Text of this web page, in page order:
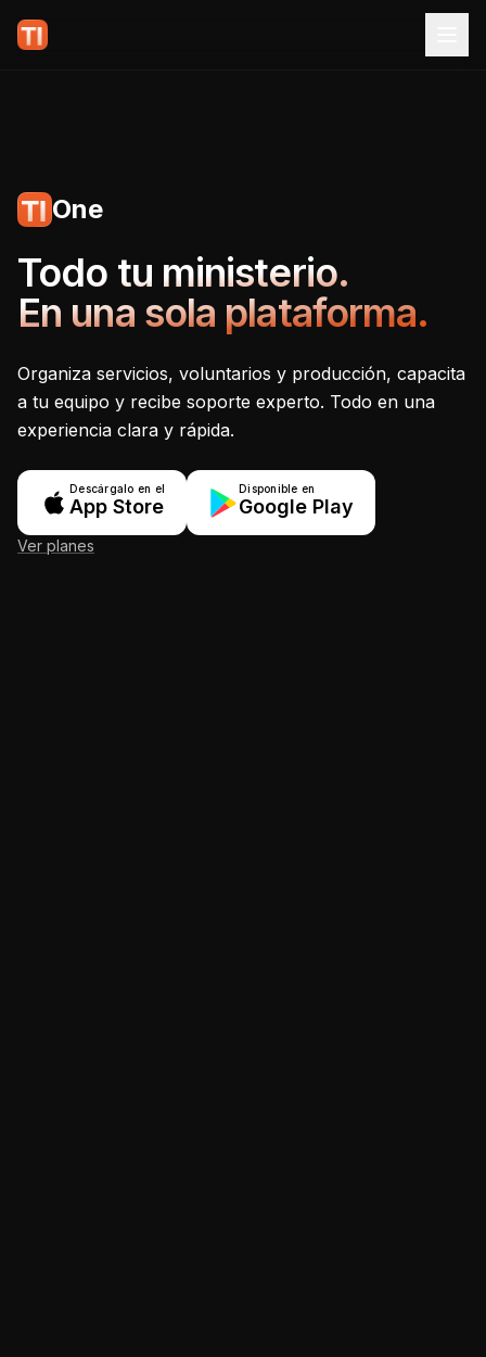
One
Tecnoiglesia One -
Todo tu ministerio.
En una sola plataforma.
Organiza servicios, voluntarios y producción, capacita
a tu equipo y recibe soporte experto. Todo en una
experiencia clara y rápida.
Descárgalo en el
App Store
Disponible en
Google Play
Ver planes